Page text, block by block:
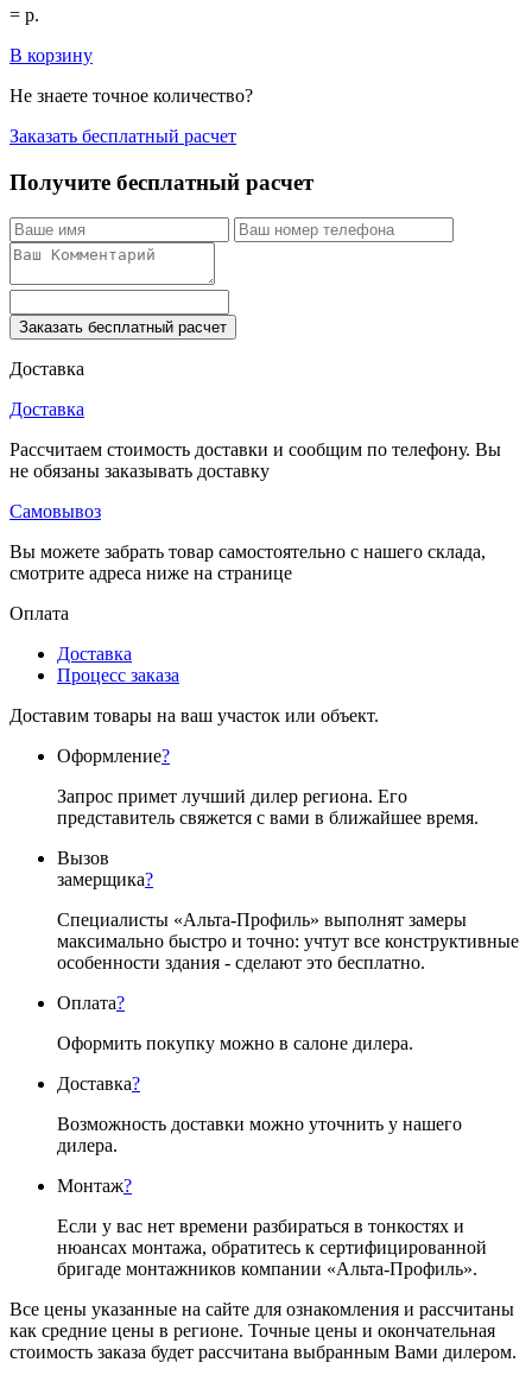
= р.
В корзину
Не знаете точное количество?
Заказать бесплатный расчет
Получите бесплатный расчет
Заказать бесплатный расчет
Доставка
Доставка
Рассчитаем стоимость доставки и сообщим по телефону. Вы
не обязаны заказывать доставку
Самовывоз
Вы можете забрать товар самостоятельно с нашего склада,
смотрите адреса ниже на странице
Оплата
Доставка
Процесс заказа
Доставим товары на ваш участок или объект.
Оформление?
Запрос примет лучший дилер региона. Его
представитель свяжется с вами в ближайшее время.
Вызов
замерщика?
Специалисты «Альта-Профиль» выполнят замеры
максимально быстро и точно: учтут все конструктивные
особенности здания - сделают это бесплатно.
Оплата?
Оформить покупку можно в салоне дилера.
Доставка?
Возможность доставки можно уточнить у нашего
дилера.
Монтаж?
Если у вас нет времени разбираться в тонкостях и
нюансах монтажа, обратитесь к сертифицированной
бригаде монтажников компании «Альта-Профиль».
Все цены указанные на сайте для ознакомления и рассчитаны
как средние цены в регионе. Точные цены и окончательная
стоимость заказа будет рассчитана выбранным Вами дилером.